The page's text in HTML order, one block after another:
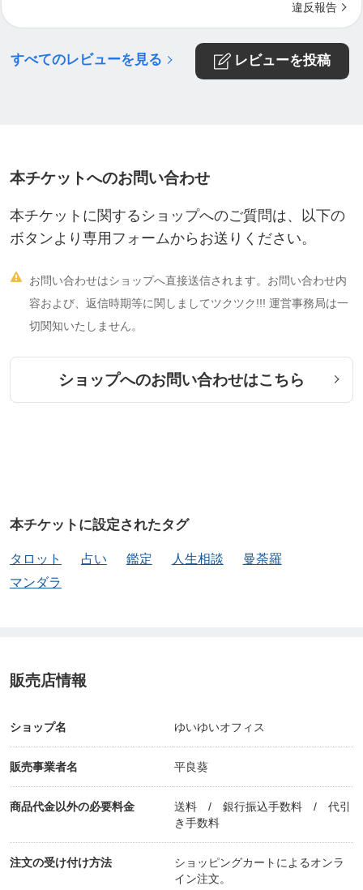
挫折しまして、その頃にインターネットの可能性に
ンターネット事業と関わることになり、今の私がい
と私自身、不思議な感覚で曼荼羅タロットの学びと
仏様からのメッセージがその時々にドンピシャなカ
ードからのメッセージが出るので、毎回感動してい
ます。何よりもカードを見るだけでも心や魂が整う
不思議な曼荼羅タロットの世界を感じていただきた
切り開いていきたい方には、きっと迷いがなくなっ
たり、向かうべき道や、今、何に集中したほうがい
一般的な西洋由来のキリスト教の世界観をベースに
したタロット占いとはまた違う、東洋の世界観、仏
教の世界観をベースにした曼荼羅タロットが世界で
く人生に必要なことも伝えてくれるかもしれないで
東洋的世界観、仏教をベースにした曼荼羅タロット
は、すべて良いカードしかなくてネガティブなこと
をお伝えしなくて良いことも、私自身がこのカード
に魅力を感じていることでもあります。どんなカー
ドが出てもありがたい仏様からの功徳がいただける
の同じ根源的な原因がもとになっていると気付かせて頂いたり、
凄いリーディングでした！
違反報告
レビューを投稿
すべてのレビューを見る
本チケットへのお問い合わせ
本チケットに関するショップへのご質問は、以下の
ボタンより専用フォームからお送りください。

お問い合わせはショップへ直接送信されます。お問い合わせ内
容および、返信時期等に関しましてツクツク!!! 運営事務局は一
切関知いたしません。
ショップへのお問い合わせはこちら
本チケットに設定されたタグ
タロット 占い 鑑定 人生相談
曼荼羅
マンダラ
販売店情報
ショップ名 ゆいゆいオフィス
販売事業者名 平良葵
商品代金以外の必要料金
送料 / 銀行振込手数料 / 代引
き手数料
注文の受け付け方法
ショッピングカートによるオンラ
イン注文。